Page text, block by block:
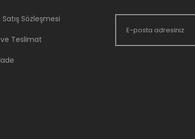
Sözleşmesi
Teslimat